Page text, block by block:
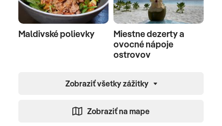
Maldivské polievky
Miestne dezerty a
ovocné nápoje
ostrovov
Zobraziť všetky zážitky
Zobraziť na mape